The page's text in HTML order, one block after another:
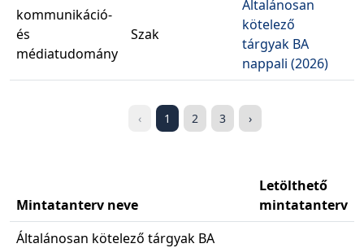
kommunikáció-
és
médiatudomány
Szak
Általánosan
kötelező
tárgyak BA
nappali (2026)
‹ 1 2 3 ›
Mintatanterv neve
Letölthető
mintatanterv
Általánosan kötelező tárgyak BA